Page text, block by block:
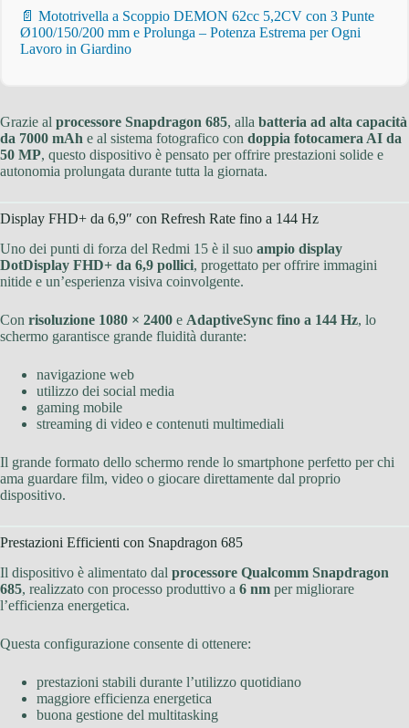
📄 Mototrivella a Scoppio DEMON 62cc 5,2CV con 3 Punte
Ø100/150/200 mm e Prolunga – Potenza Estrema per Ogni
Lavoro in Giardino
Grazie al processore Snapdragon 685, alla batteria ad alta capacità
da 7000 mAh e al sistema fotografico con doppia fotocamera AI da
50 MP, questo dispositivo è pensato per offrire prestazioni solide e
autonomia prolungata durante tutta la giornata.
Display FHD+ da 6,9″ con Refresh Rate fino a 144 Hz
Uno dei punti di forza del Redmi 15 è il suo ampio display
DotDisplay FHD+ da 6,9 pollici, progettato per offrire immagini
nitide e un’esperienza visiva coinvolgente.
Con risoluzione 1080 × 2400 e AdaptiveSync fino a 144 Hz, lo
schermo garantisce grande fluidità durante:
navigazione web
utilizzo dei social media
gaming mobile
streaming di video e contenuti multimediali
Il grande formato dello schermo rende lo smartphone perfetto per chi
ama guardare film, video o giocare direttamente dal proprio
dispositivo.
Prestazioni Efficienti con Snapdragon 685
Il dispositivo è alimentato dal processore Qualcomm Snapdragon
685, realizzato con processo produttivo a 6 nm per migliorare
l’efficienza energetica.
Questa configurazione consente di ottenere:
prestazioni stabili durante l’utilizzo quotidiano
maggiore efficienza energetica
buona gestione del multitasking